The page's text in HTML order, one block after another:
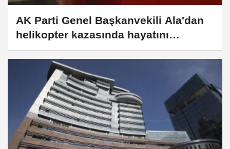
AK Parti Genel Başkanvekili Ala'dan
helikopter kazasında hayatını
kaybeden pilot için taziye mesajı